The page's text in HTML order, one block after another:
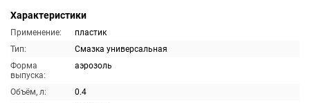
Характеристики
Применение:
пластик
Тип:
Смазка универсальная
Форма
выпуска:
аэрозоль
Объём, л:
0.4